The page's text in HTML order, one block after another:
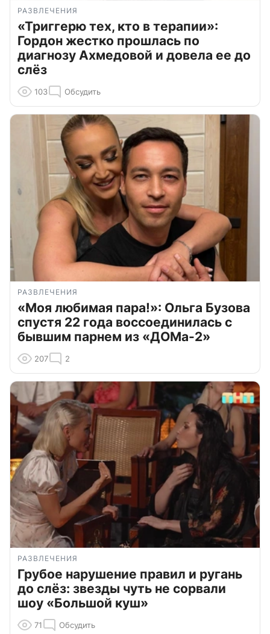
РАЗВЛЕЧЕНИЯ
«Триггерю тех, кто в терапии»:
Гордон жестко прошлась по
диагнозу Ахмедовой и довела ее до
слёз
103 Обсудить
РАЗВЛЕЧЕНИЯ
«Моя любимая пара!»: Ольга Бузова
спустя 22 года воссоединилась с
бывшим парнем из «ДОМа-2»
207 2
РАЗВЛЕЧЕНИЯ
Грубое нарушение правил и ругань
до слёз: звезды чуть не сорвали
шоу «Большой куш»
71 Обсудить